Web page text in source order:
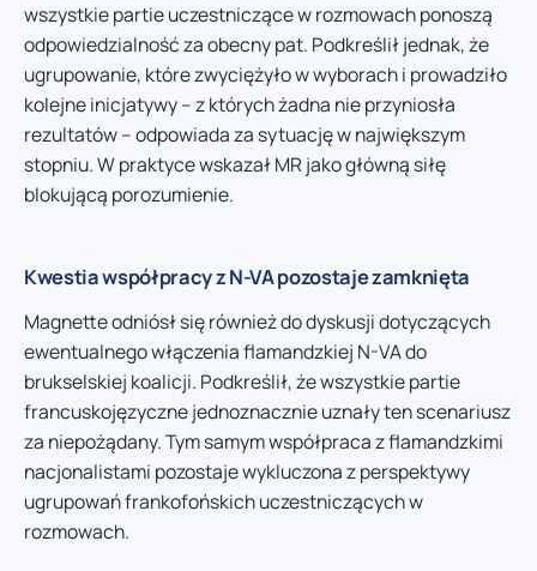
wszystkie partie uczestniczące w rozmowach ponoszą
odpowiedzialność za obecny pat. Podkreślił jednak, że
ugrupowanie, które zwyciężyło w wyborach i prowadziło
kolejne inicjatywy – z których żadna nie przyniosła
rezultatów – odpowiada za sytuację w największym
stopniu. W praktyce wskazał MR jako główną siłę
blokującą porozumienie.
Kwestia współpracy z N-VA pozostaje zamknięta
Magnette odniósł się również do dyskusji dotyczących
ewentualnego włączenia flamandzkiej N-VA do
brukselskiej koalicji. Podkreślił, że wszystkie partie
francuskojęzyczne jednoznacznie uznały ten scenariusz
za niepożądany. Tym samym współpraca z flamandzkimi
nacjonalistami pozostaje wykluczona z perspektywy
ugrupowań frankofońskich uczestniczących w
rozmowach.